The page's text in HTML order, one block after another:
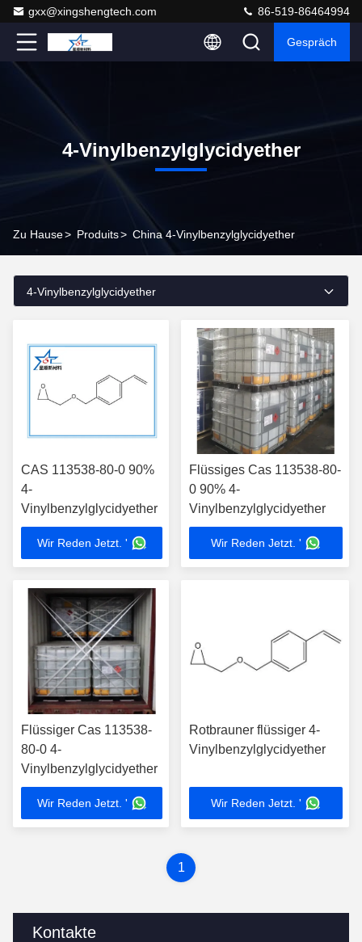
gxx@xingshengtech.com 86-519-86464994
Gespräch
4-Vinylbenzylglycidyether
Zu Hause> Produits> China 4-Vinylbenzylglycidyether
Kontakte
4-Vinylbenzylglycidyether
CAS 113538-80-0 90%
4-
Vinylbenzylglycidyether
Wir Reden Jetzt. '
Flüssiges Cas 113538-80-
0 90% 4-
Vinylbenzylglycidyether
Wir Reden Jetzt. '
Flüssiger Cas 113538-
80-0 4-
Vinylbenzylglycidyether
Wir Reden Jetzt. '
Rotbrauner flüssiger 4-
Vinylbenzylglycidyether
Wir Reden Jetzt. '
1